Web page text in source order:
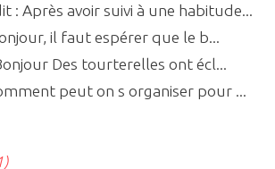
: Après avoir suivi à une habitude...
il faut espérer que le b...
Des tourterelles ont écl...
peut on s organiser pour ...